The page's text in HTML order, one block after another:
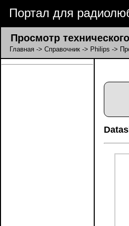
Портал для
Просмотр
Главная -> Справочник -> Philips ->